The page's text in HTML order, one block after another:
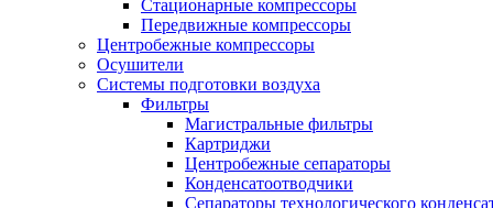
Стационарные компрессоры
Передвижные компрессоры
Центробежные компрессоры
Осушители
Системы подготовки воздуха
Фильтры
Магистральные фильтры
Картриджи
Центробежные сепараторы
Конденсатоотводчики
Сепараторы технологического